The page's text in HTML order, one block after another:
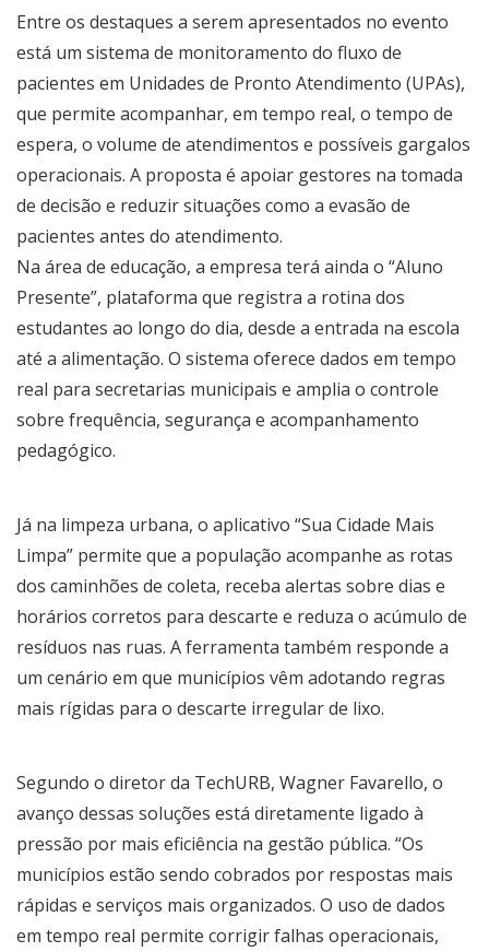
Entre os destaques a serem apresentados no evento
está um sistema de monitoramento do fluxo de
pacientes em Unidades de Pronto Atendimento (UPAs),
que permite acompanhar, em tempo real, o tempo de
espera, o volume de atendimentos e possíveis gargalos
operacionais. A proposta é apoiar gestores na tomada
de decisão e reduzir situações como a evasão de
pacientes antes do atendimento.
Na área de educação, a empresa terá ainda o “Aluno
Presente”, plataforma que registra a rotina dos
estudantes ao longo do dia, desde a entrada na escola
até a alimentação. O sistema oferece dados em tempo
real para secretarias municipais e amplia o controle
sobre frequência, segurança e acompanhamento
pedagógico.
Já na limpeza urbana, o aplicativo “Sua Cidade Mais
Limpa” permite que a população acompanhe as rotas
dos caminhões de coleta, receba alertas sobre dias e
horários corretos para descarte e reduza o acúmulo de
resíduos nas ruas. A ferramenta também responde a
um cenário em que municípios vêm adotando regras
mais rígidas para o descarte irregular de lixo.
Segundo o diretor da TechURB, Wagner Favarello, o
avanço dessas soluções está diretamente ligado à
pressão por mais eficiência na gestão pública. “Os
municípios estão sendo cobrados por respostas mais
rápidas e serviços mais organizados. O uso de dados
em tempo real permite corrigir falhas operacionais,